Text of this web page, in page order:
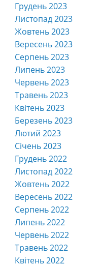
Грудень 2023
Листопад 2023
Жовтень 2023
Вересень 2023
Серпень 2023
Липень 2023
Червень 2023
Травень 2023
Квітень 2023
Березень 2023
Лютий 2023
Січень 2023
Грудень 2022
Листопад 2022
Жовтень 2022
Вересень 2022
Серпень 2022
Липень 2022
Червень 2022
Травень 2022
Квітень 2022